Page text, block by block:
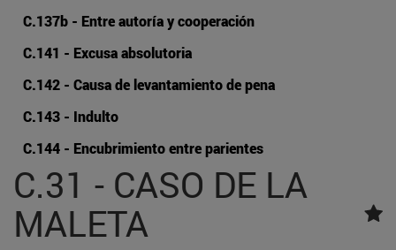
C.137b - Entre autoría y cooperación
C.141 - Excusa absolutoria
C.142 - Causa de levantamiento de pena
C.143 - Indulto
C.144 - Encubrimiento entre parientes
C.31 - CASO DE LA
MALETA